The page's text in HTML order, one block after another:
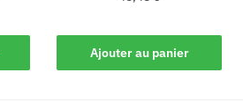
Ajouter au panier